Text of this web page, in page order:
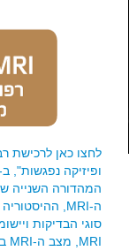
המהדורה השנייה
MRI, מצב ה-MRI בישראל ועוד.